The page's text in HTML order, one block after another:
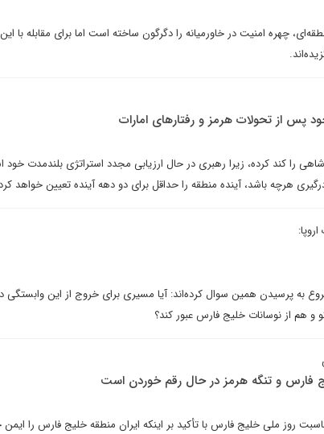
چهره امنیت در خاورمیانه را دگرگون ساخته است اما برای مقابله با
پس از تحولات هرمز و رفتارهای امارات
را کند کرده، زیرا رهبری در حال ارزیابی مجدد استراتژی بلندمدت
هرچه باشد، آینده منطقه را حداقل برای دو دهه آینده تعیین خواهد
به پرسیدن همین سوال کرده‌اند: آیا مسیری برای خروج از این وابستگی
هم از نوسانات خلیج فارس عبور کند؟
فارس و تنگه هرمز در حال رقم خوردن است
روز ملی خلیج فارس با تأکید بر اینکه ایران منطقه خلیج فارس را